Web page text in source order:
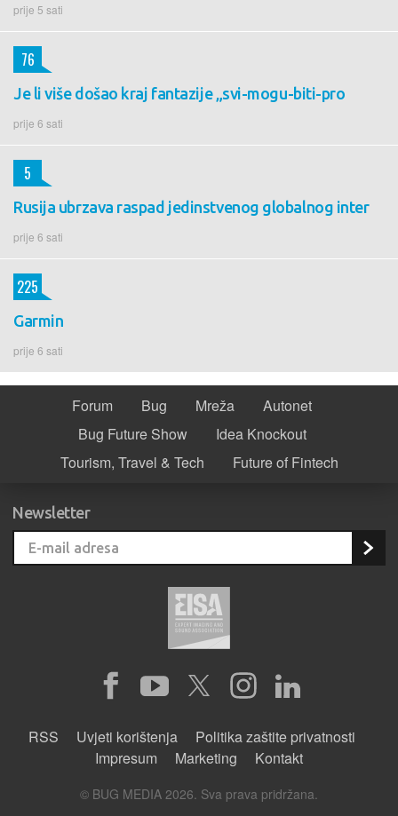
prije 5 sati
Je li više došao kraj fantazije „svi-mogu-biti-pro
prije 6 sati
76
Rusija ubrzava raspad jedinstvenog globalnog inter
prije 6 sati
5
Garmin
prije 6 sati
225
Forum Bug Mreža
Autonet
Bug Future Show
Idea Knockout
Tourism, Travel & Tech
Future of Fintech
Newsletter
RSS Uvjeti korištenja
Politika zaštite privatnosti
Impresum
Marketing Kontakt
© BUG MEDIA 2026. Sva prava pridržana.